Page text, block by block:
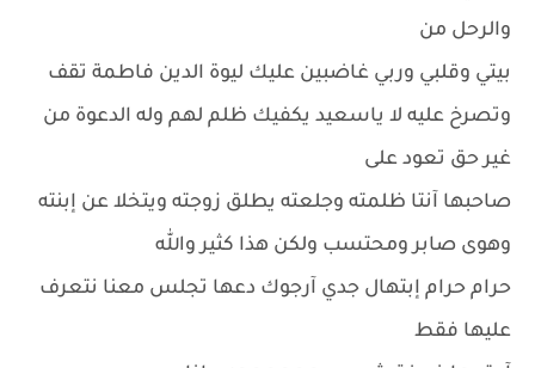
والرحل من
بيتي وقلبي وربي غاضبين عليك ليوة الدين فاطمة تقف
وتصرخ عليه لا ياسعيد يكفيك ظلم لهم وله الدعوة من
غير حق تعود على
صاحبها آنتا ظلمته وجلعته يطلق زوجته ويتخلا عن إبنته
وهوى صابر ومحتسب ولكن هذا كثير والله
حرام حرام إبتهال جدي آرجوك دعها تجلس معنا نتعرف
عليها فقط